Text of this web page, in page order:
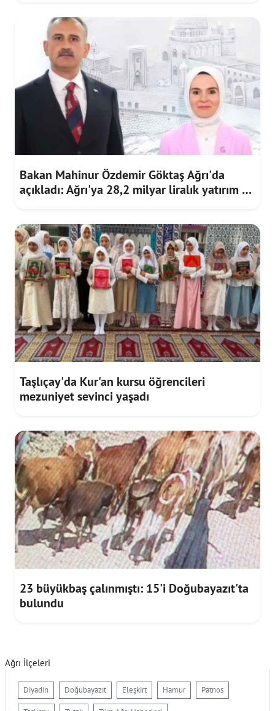
Bakan Mahinur Özdemir Göktaş Ağrı'da
açıkladı: Ağrı'ya 28,2 milyar liralık yatırım ve
Taşlıçay'da Kur'an kursu öğrencileri
mezuniyet sevinci yaşadı
23 büyükbaş çalınmıştı: 15'i Doğubayazıt'ta
bulundu
Ağrı İlçeleri
Diyadin Doğubayazıt Eleşkirt Hamur Patnos